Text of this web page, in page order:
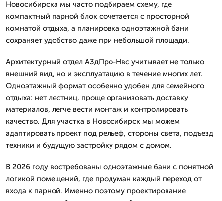
Новосибирска мы часто подбираем схему, где
компактный парной блок сочетается с просторной
комнатой отдыха, а планировка одноэтажной бани
сохраняет удобство даже при небольшой площади.
Архитектурный отдел А3дПро-Нвс учитывает не только
внешний вид, но и эксплуатацию в течение многих лет.
Одноэтажный формат особенно удобен для семейного
отдыха: нет лестниц, проще организовать доставку
материалов, легче вести монтаж и контролировать
качество. Для участка в Новосибирск мы можем
адаптировать проект под рельеф, стороны света, подъезд
техники и будущую застройку рядом с домом.
В 2026 году востребованы одноэтажные бани с понятной
логикой помещений, где продуман каждый переход от
входа к парной. Именно поэтому проектирование